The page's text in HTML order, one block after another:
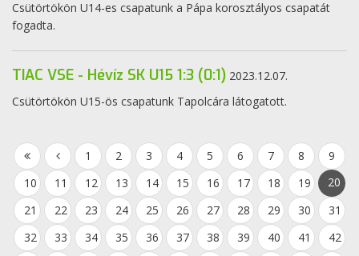
Csütörtökön U14-es csapatunk a Pápa korosztályos csapatát
fogadta.
TIAC VSE - Hévíz SK U15 1:3 (0:1) 2023.12.07.
Csütörtökön U15-ös csapatunk Tapolcára látogatott.
1 2 3 4 5 6 7 8
9
10
11 12 13 14 15 16 17 18 19
20
21
22 23 24 25 26 27 28 29 30
31
32
33 34 35 36 37 38 39 40 41
42